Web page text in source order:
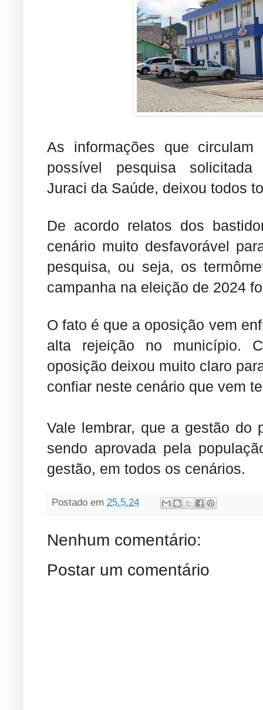
As informações que
possível pesquisa
Juraci da Saúde, deixou todos
De acordo relatos dos
cenário muito desfavorável
pesquisa, ou seja, os
campanha na eleição de 2024
O fato é que a oposição vem
alta rejeição no município.
oposição deixou muito claro
confiar neste cenário que vem
Vale lembrar, que a gestão do
sendo aprovada pela
gestão, em todos os cenários.
Postado em 25.5.24
Nenhum comentário:
Postar um comentário